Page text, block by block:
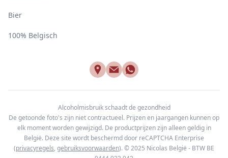
Bier
100% Belgisch
Alcoholmisbruik schaadt de gezondheid
De getoonde foto's zijn niet contractueel. Prijzen en jaargangen kunnen op
elk moment worden gewijzigd. De productprijzen zijn alleen geldig in
België. Deze site wordt beschermd door reCAPTCHA Enterprise
(privacyregels, gebruiksvoorwaarden). © 2025 Nicolas België - BTW BE